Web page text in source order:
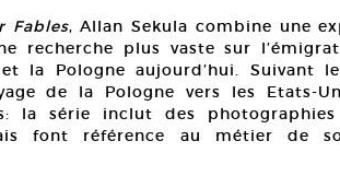
Fables, Allan Sekula combine une
recherche plus vaste sur
la Pologne aujourd’hui. Suivant
de la Pologne vers les Etats-
la série inclut des
font référence au métier de